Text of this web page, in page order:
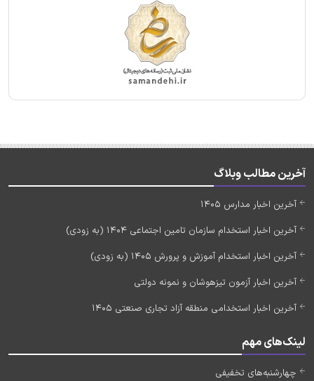
آخرین مطالب وبلاگ
آخرین اخبار مدارس 1405
آخرین اخبار استخدام سازمان تامین اجتماعی 1404 (به زودی)
آخرین اخبار استخدام آموزش و پرورش 1405 (به زودی)
آخرین اخبار آزمون تیزهوشان و نمونه دولتی
آخرین اخبار استخدامی منطقه آزاد تجاری صنعتی 1405
لینک‌های مهم
چهارشنبه‌های تخفیفی